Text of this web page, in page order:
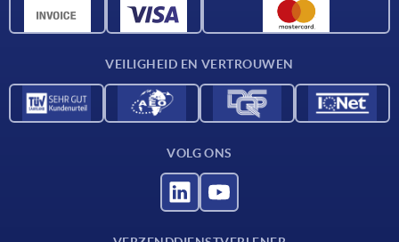
CAD-gegevens
VEILIGHEID EN VERTROUWEN
VOLG ONS